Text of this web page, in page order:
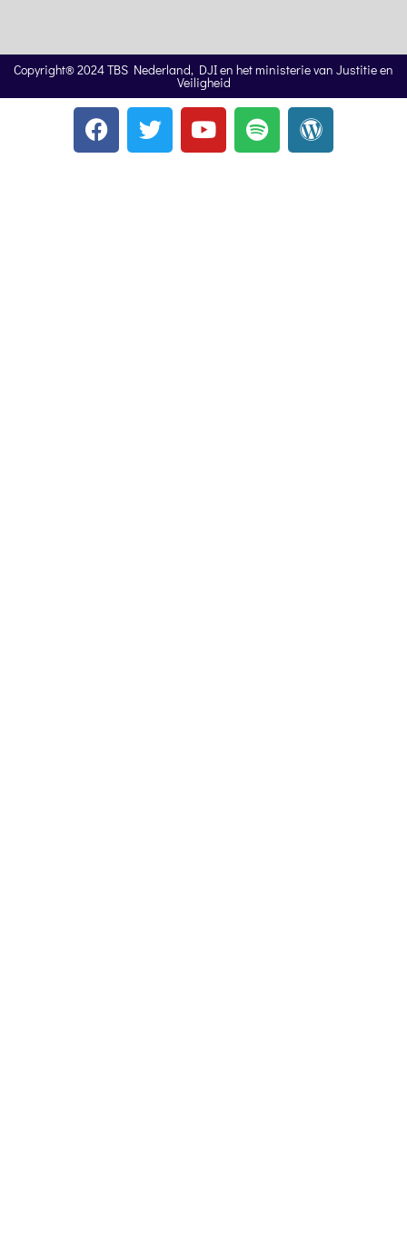
Copyright® 2024 TBS Nederland, DJI en het ministerie van Justitie en
Veiligheid